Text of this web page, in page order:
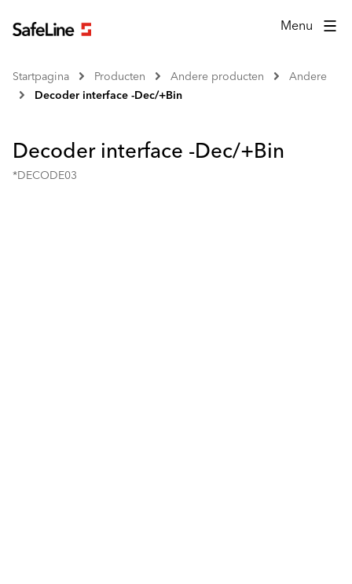
Menu
Startpagina Producten Andere producten
Andere
Decoder interface -Dec/+Bin
Decoder interface -Dec/+Bin
*DECODE03